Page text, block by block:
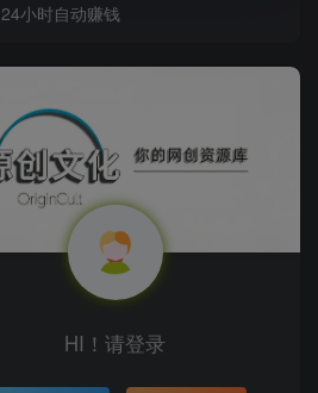
24小时自动赚钱
HI！请登录